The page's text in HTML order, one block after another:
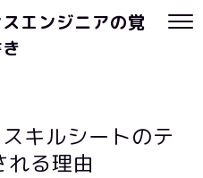
エンジニアの覚
スキルシートのテ
れる理由